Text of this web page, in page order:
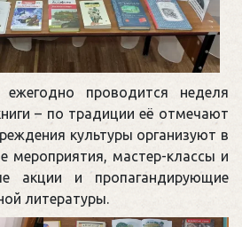
проводится неделя
– по традиции её отмечают
культуры организуют в
мероприятия, мастер-классы и
акции и пропагандирующие
литературы.